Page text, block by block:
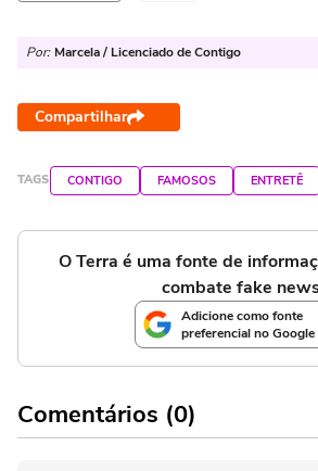
Por: Marcela / Licenciado de Contigo
Compartilhar
TAGS CONTIGO FAMOSOS ENTRETÊ
O Terra é uma fonte de
combate fake
Adicione como fonte
preferencial no Google
Comentários (0)